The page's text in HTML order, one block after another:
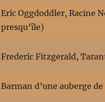
Eric Oggdoddler, Racine
presqu’île)
Frederic Fitzgerald,
Barman d’une auberge